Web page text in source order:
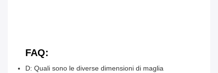
FAQ:
D: Quali sono le diverse dimensioni di maglia